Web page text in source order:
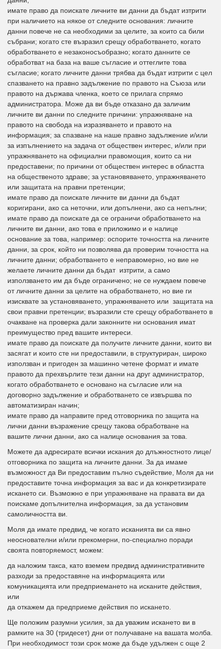
имате право да поискате личните ви данни да бъдат изтрити
при наличието на някое от следните основания: личните
данни повече не са необходими за целите, за които са били
събрани; когато сте възразил срещу обработването, когато
обработването е незаконосъобразно; когато данните се
обработват на база на ваше съгласие и оттеглите това
съгласие; когато личните данни трябва да бъдат изтрити с цел
спазването на правно задължение по правото на Съюза или
правото на държава членка, което се прилага спрямо
администратора. Може да ви бъде отказано да заличим
личните ви данни по следните причини: упражняване на
правото на свобода на изразяването и правото на
информация; за спазване на наше правно задължение и/или
за изпълнението на задача от обществен интерес, и/или при
упражняването на официални правомощия, които са ни
предоставени; по причини от обществен интерес в областта
на общественото здраве; за установяването, упражняването
или защитата на правни претенции;
имате право да поискате личните ви данни да бъдат
коригирани, ако са неточни, или допълнени, ако са непълни;
имате право да поискате да се ограничи обработването на
личните ви данни, ако това е приложимо и е налице
основание за това, например: оспорите точността на личните
данни, за срок, който ни позволява да проверим точността на
личните данни; обработването е неправомерно, но вие не
желаете личните данни да бъдат изтрити, а само
използването им да бъде ограничено; не се нуждаем повече
от личните данни за целите на обработването, но вие ги
изисквате за установяването, упражняването или защитата на
свои правни претенции; възразили сте срещу обработването в
очакване на проверка дали законните ни основания имат
преимущество пред вашите интереси.
имате право да поискате да получите личните данни, които ви
засягат и които сте ни предоставили, в структуриран, широко
използван и пригоден за машинно четене формат и имате
правото да прехвърлите тези данни на друг администратор,
когато обработването е основано на съгласие или на
договорно задължение и обработването се извършва по
автоматизиран начин;
имате право да направите пред отговорника по защита на
лични данни възражение срещу такова обработване на
вашите лични данни, ако са налице основания за това.
Можете да адресирате всички искания до длъжностното лице/
отговорника по защита на личните данни. За да имаме
възможност да Ви предоставим пълно съдействие, Моля да ни
предоставите точна информация за вас и да конкретизирате
искането си. Възможно е при упражняване на правата ви да
поискаме допълнителна информация, за да установим
самоличността ви.
Моля да имате предвид, че когато исканията ви са явно
неоснователни и/или прекомерни, по-специално поради
своята повторяемост, можем:
да наложим такса, като вземем предвид административните
разходи за предоставяне на информацията или
комуникацията или предприемането на исканите действия,
или
да откажем да предприеме действия по искането.
Ще положим разумни усилия, за да уважим искането ви в
рамките на 30 (тридесет) дни от получаване на вашата молба.
При необходимост този срок може да бъде удължен с още 2